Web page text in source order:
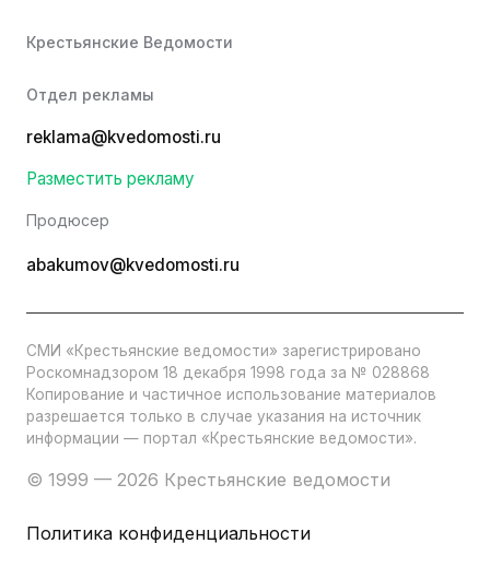
Крестьянские Ведомости
Отдел рекламы
reklama@kvedomosti.ru
Разместить рекламу
Продюсер
abakumov@kvedomosti.ru
СМИ «Крестьянские ведомости» зарегистрировано
Роскомнадзором 18 декабря 1998 года за № 028868
Копирование и частичное использование материалов
разрешается только в случае указания на источник
информации — портал «Крестьянские ведомости».
© 1999 — 2026 Крестьянские ведомости
Политика конфиденциальности